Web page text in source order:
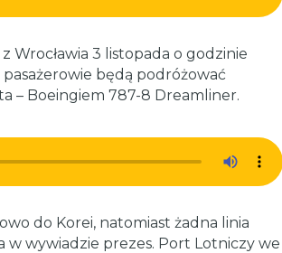
3 listopada o godzinie
pasażerowie będą podróżować
– Boeingiem 787-8 Dreamliner.
do Korei, natomiast żadna linia
w wywiadzie prezes. Port Lotniczy we